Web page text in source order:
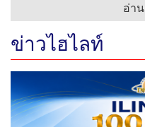
อ่า
ข่าวไฮไลท์